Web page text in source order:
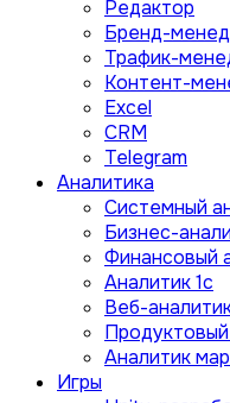
Редактор
Бренд-
Трафик-
Контент-
Excel
CRM
Telegram
Аналитика
Системный
Бизнес-
Финансовый
Aналитик 1с
Веб-
Аналитик
Игры